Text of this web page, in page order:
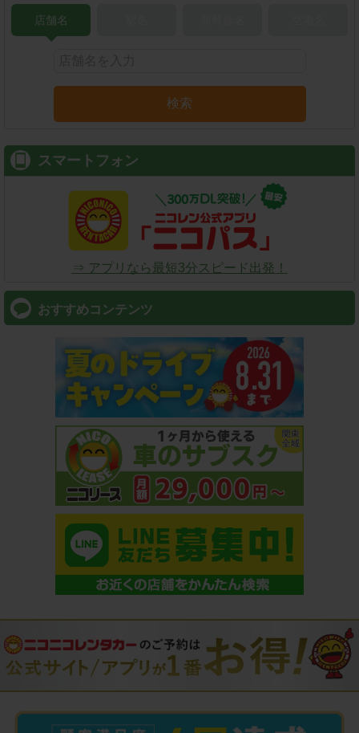
店舗名
検索
スマートフォン
⇒ アプリなら最短3分スピード出発！
おすすめコンテンツ